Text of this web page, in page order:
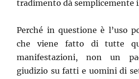
tradimento dà semplicemente
Perché in questione è l’uso
che viene fatto di tutte
manifestazioni, non un
giudizio su fatti e uomini di